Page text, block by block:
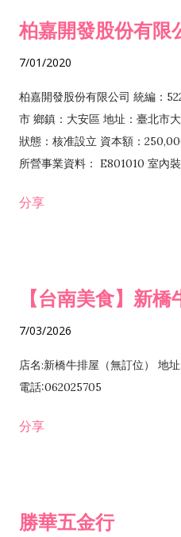
柏嘉開發股份有限
7/01/2020
柏嘉開發股份有限公司 統編：
市 鄉鎮：大安區 地址：臺北市
狀態：核准設立 資本額：
所營事業資料： E801010 室內
發業 H703090 不動產買賣業
分享
【台南美食】新橋
7/03/2026
店名:新橋牛排屋（無訂位） 地
電話:062025705
分享
勝華五金行